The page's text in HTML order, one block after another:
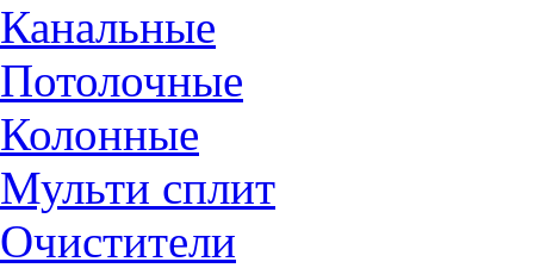
Канальные
Потолочные
Колонные
Мульти сплит
Очистители